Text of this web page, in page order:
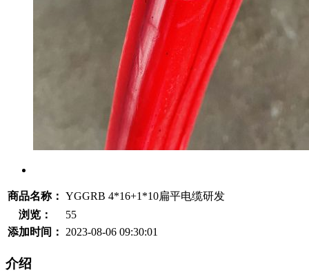
商品名称： YGGRB 4*16+1*10扁平电缆研发
浏览：
55
添加时间：
2023-08-06 09:30:01
介绍